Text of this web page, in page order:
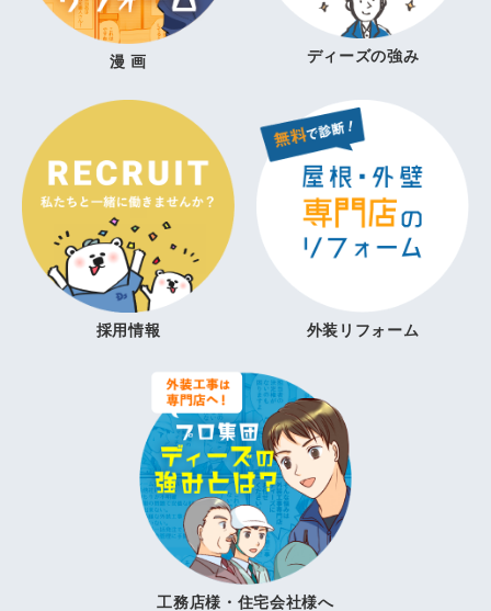
漫 画 ディーズの強み
採用情報 外装リフォーム
工務店様・住宅会社様へ